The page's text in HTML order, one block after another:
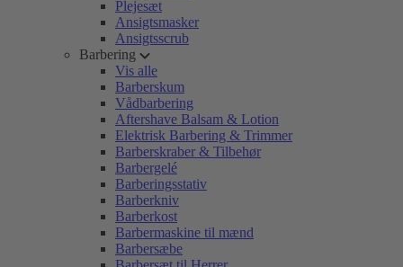
Plejesæt
Ansigtsmasker
Ansigtsscrub
Barbering
Vis alle
Barberskum
Vådbarbering
Aftershave Balsam & Lotion
Elektrisk Barbering & Trimmer
Barberskraber & Tilbehør
Barbergelé
Barberingsstativ
Barberkniv
Barberkost
Barbermaskine til mænd
Barbersæbe